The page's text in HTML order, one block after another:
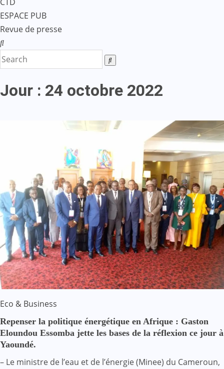
ESPACE PUB
Revue de presse
Jour : 24 octobre 2022
Eco & Business
Repenser la politique énergétique en Afrique : Gaston
Eloundou Essomba jette les bases de la réflexion ce jour à
Yaoundé.
– Le ministre de l’eau et de l’énergie (Minee) du Cameroun,